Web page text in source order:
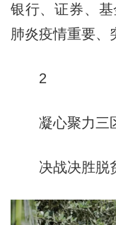
银行、证券、
肺炎疫情重要、
2
凝心聚力三
决战决胜脱